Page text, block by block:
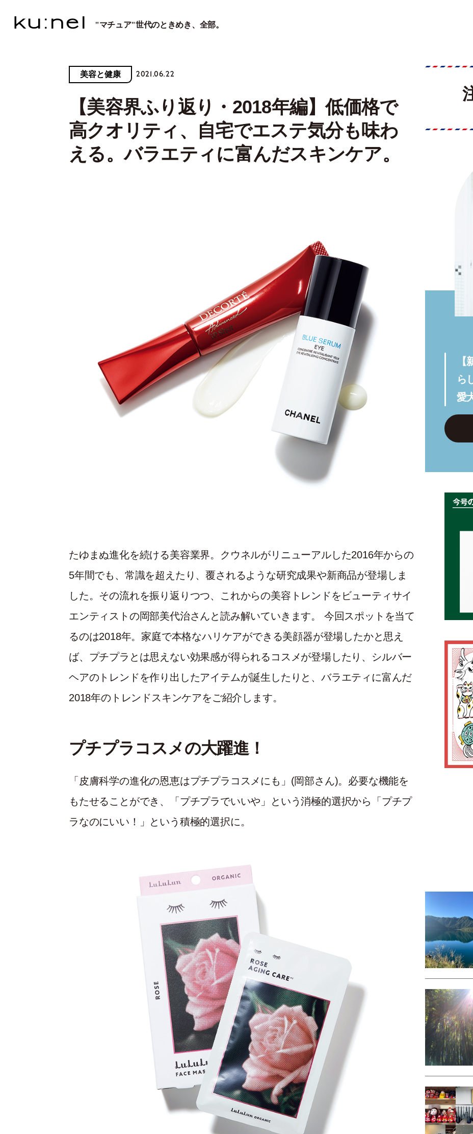
"マチュア"世代のときめき、全部。
美容と健康 2021.06.22
【美容界ふり返り・2018年編】低価格で
高クオリティ、自宅でエステ気分も味わ
える。バラエティに富んだスキンケア。
たゆまぬ進化を続ける美容業界。クウネルがリニューアルした2016年からの
5年間でも、常識を超えたり、覆されるような研究成果や新商品が登場しま
した。その流れを振り返りつつ、これからの美容トレンドをビューティサイ
エンティストの岡部美代治さんと読み解いていきます。 今回スポットを当て
るのは2018年。家庭で本格なハリケアができる美顔器が登場したかと思え
ば、プチプラとは思えない効果感が得られるコスメが登場したり、シルバー
ヘアのトレンドを作り出したアイテムが誕生したりと、バラエティに富んだ
2018年のトレンドスキンケアをご紹介します。
プチプラコスメの大躍進！
「皮膚科学の進化の恩恵はプチプラコスメにも」(岡部さん)。必要な機能を
もたせることができ、「プチプラでいいや」という消極的選択から「プチプ
ラなのにいい！」という積極的選択に。
ら
愛